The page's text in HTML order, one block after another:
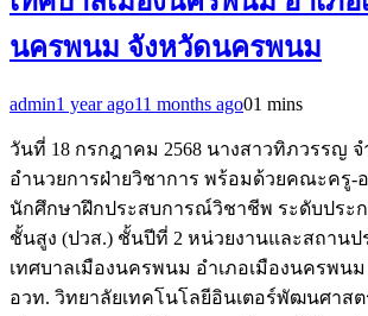
นครพนม จังหวัดนครพนม
admin1 year ago11 months ago01 mins
วันที่ 18 กรกฎาคม 2568 นางสาวทิภวรรญ จ
อำนวยการฝ่ายวิชาการ พร้อมด้วยคณะครู-
นักศึกษาฝึกประสบการณ์วิชาชีพ ระดับประ
ชั้นสูง (ปวส.) ชั้นปีที่ 2 หน่วยงานและสถานป
เทศบาลเมืองนครพนม อำเภอเมืองนครพน
อวท. วิทยาลัยเทคโนโลยีอินเตอร์พัฒนศาส